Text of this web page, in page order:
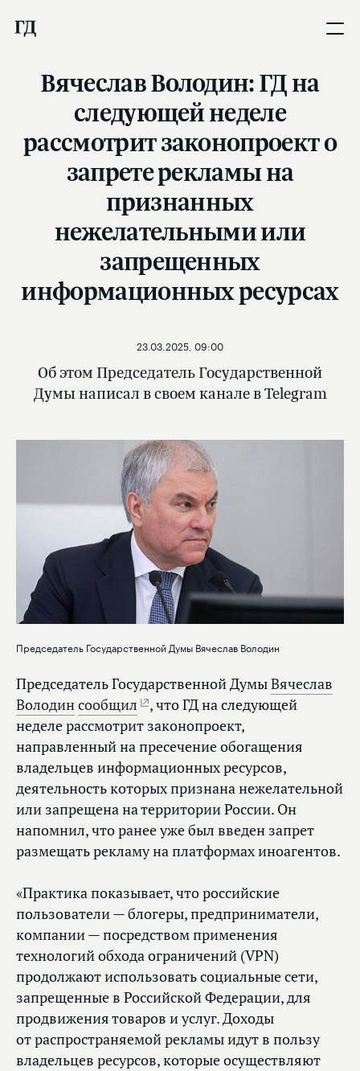
Вячеслав Володин: ГД на
следующей неделе
рассмотрит законопроект о
запрете рекламы на
признанных
нежелательными или
запрещенных
информационных ресурсах
Об этом Председатель Государственной
Думы написал в своем канале в Telegram
23.03.2025, 09:00
Председатель Государственной Думы Вячеслав Володин
Председатель Государственной ДумыВячеслав
Володинсообщил
, что ГД на следующей
неделе рассмотрит законопроект,
направленный на пресечение обогащения
владельцев информационных ресурсов,
деятельность которых признана нежелательной
или запрещена на территории России. Он
напомнил, что ранее уже был введен запрет
размещать рекламу на платформах иноагентов.
«Практика показывает, что российские
пользователи — блогеры, предприниматели,
компании — посредством применения
технологий обхода ограничений (VPN)
продолжают использовать социальные сети,
запрещенные в Российской Федерации, для
продвижения товаров и услуг. Доходы
от распространяемой рекламы идут в пользу
владельцев ресурсов, которые осуществляют